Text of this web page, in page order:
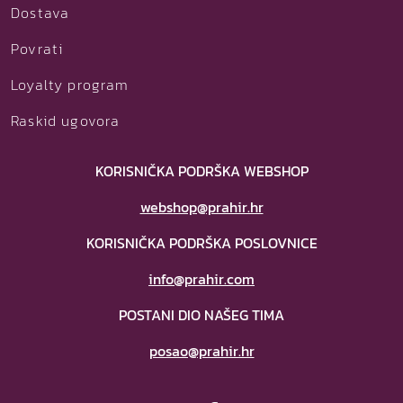
Dostava
Povrati
Loyalty program
Raskid ugovora
KORISNIČKA PODRŠKA WEBSHOP
webshop@prahir.hr
KORISNIČKA PODRŠKA POSLOVNICE
info@prahir.com
POSTANI DIO NAŠEG TIMA
posao@prahir.hr